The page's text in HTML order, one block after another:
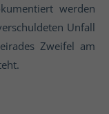
werden
Unfall
Zweifel am